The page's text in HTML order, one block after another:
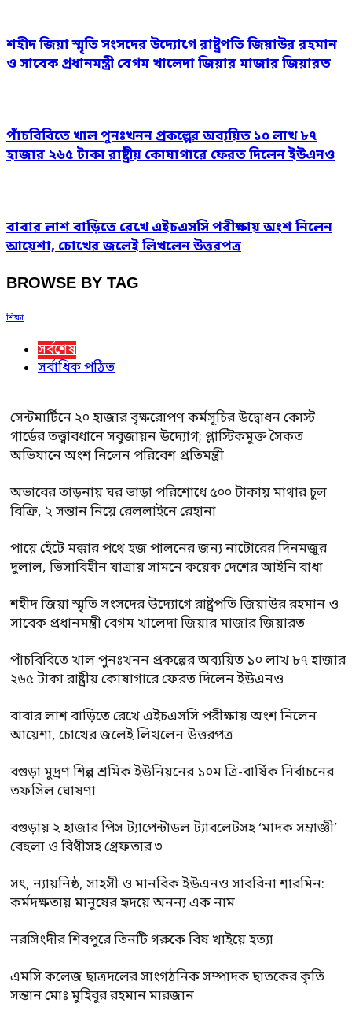
শহীদ জিয়া স্মৃতি সংসদের উদ্যোগে রাষ্ট্রপতি জিয়াউর রহমান
ও সাবেক প্রধানমন্ত্রী বেগম খালেদা জিয়ার মাজার জিয়ারত
পাঁচবিবিতে খাল পুনঃখনন প্রকল্পের অব্যয়িত ১০ লাখ ৮৭
হাজার ২৬৫ টাকা রাষ্ট্রীয় কোষাগারে ফেরত দিলেন ইউএনও
বাবার লাশ বাড়িতে রেখে এইচএসসি পরীক্ষায় অংশ নিলেন
আয়েশা, চোখের জলেই লিখলেন উত্তরপত্র
BROWSE BY TAG
শিক্ষা
সর্বশেষ
সর্বাধিক পঠিত
সেন্টমার্টিনে ২০ হাজার বৃক্ষরোপণ কর্মসূচির উদ্বোধন কোস্ট
গার্ডের তত্ত্বাবধানে সবুজায়ন উদ্যোগ; প্লাস্টিকমুক্ত সৈকত
অভিযানে অংশ নিলেন পরিবেশ প্রতিমন্ত্রী
অভাবের তাড়নায় ঘর ভাড়া পরিশোধে ৫০০ টাকায় মাথার চুল
বিক্রি, ২ সন্তান নিয়ে রেললাইনে রেহানা
পায়ে হেঁটে মক্কার পথে হজ পালনের জন্য নাটোরের দিনমজুর
দুলাল, ভিসাবিহীন যাত্রায় সামনে কয়েক দেশের আইনি বাধা
শহীদ জিয়া স্মৃতি সংসদের উদ্যোগে রাষ্ট্রপতি জিয়াউর রহমান ও
সাবেক প্রধানমন্ত্রী বেগম খালেদা জিয়ার মাজার জিয়ারত
পাঁচবিবিতে খাল পুনঃখনন প্রকল্পের অব্যয়িত ১০ লাখ ৮৭ হাজার
২৬৫ টাকা রাষ্ট্রীয় কোষাগারে ফেরত দিলেন ইউএনও
বাবার লাশ বাড়িতে রেখে এইচএসসি পরীক্ষায় অংশ নিলেন
আয়েশা, চোখের জলেই লিখলেন উত্তরপত্র
বগুড়া মুদ্রণ শিল্প শ্রমিক ইউনিয়নের ১০ম ত্রি-বার্ষিক নির্বাচনের
তফসিল ঘোষণা
বগুড়ায় ২ হাজার পিস ট্যাপেন্টাডল ট্যাবলেটসহ ‘মাদক সম্রাজ্ঞী’
বেহুলা ও বিথীসহ গ্রেফতার ৩
সৎ, ন্যায়নিষ্ঠ, সাহসী ও মানবিক ইউএনও সাবরিনা শারমিন:
কর্মদক্ষতায় মানুষের হৃদয়ে অনন্য এক নাম
নরসিংদীর শিবপুরে তিনটি গরুকে বিষ খাইয়ে হত্যা
এমসি কলেজ ছাত্রদলের সাংগঠনিক সম্পাদক ছাতকের কৃতি
সন্তান মোঃ মুহিবুর রহমান মারজান